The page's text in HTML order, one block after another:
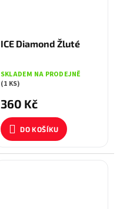
ICE Diamond Žluté
SKLADEM NA PRODEJNĚ
(1 KS)
360 Kč
DO KOŠÍKU